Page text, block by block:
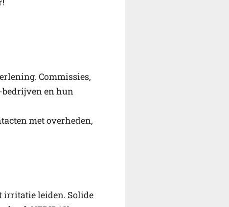
Commissies,
bedrijven en hun
met overheden,
irritatie leiden. Solide